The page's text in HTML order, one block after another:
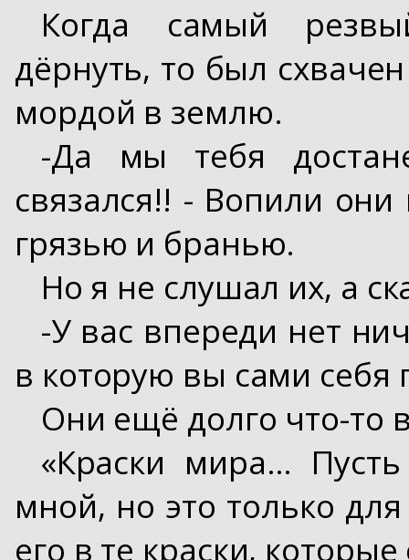
Когда самый
дёрнуть, то был
мордой в землю.
-Да мы тебя
связался!! - Вопили
грязью и бранью.
Но я не слушал их, а
-У вас впереди нет
в которую вы сами себя
Они ещё долго что-то
«Краски мира…
мной, но это только
его в те краски,